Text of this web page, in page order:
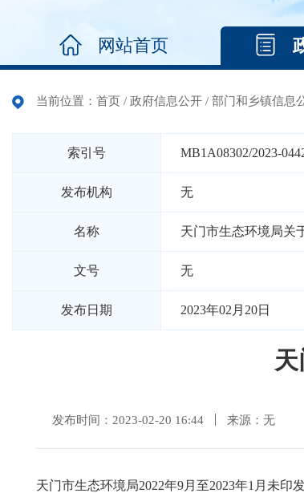
网站首页
当前位置： 首页 / 政府信息公开 / 部门和乡镇信息
索引号 MB1A08302/2023-
发布机构 无
名称 天门市生态环境局关
文号 无
发布日期 2023年02月20日
发布时间：2023-02-20 16:44 来源：无
天门市生态环境局2022年9月至2023年1月未印